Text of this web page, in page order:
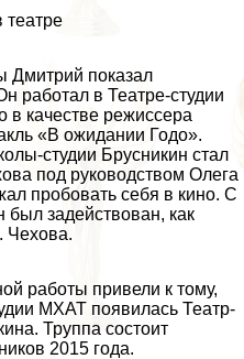
театре
Дмитрий показал
работал в Театре-студии
в качестве режиссера
«В ожидании Годо».
студии Брусникин стал
под руководством Олега
пробовать себя в кино. С
был задействован, как
Чехова.
работы привели к тому,
МХАТ появилась Театр-
Труппа состоит
2015 года.